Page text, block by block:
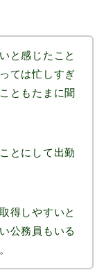
と感じたこと
ては忙しすぎ
ともたまに聞
とにして出勤
得しやすいと
公務員もいる